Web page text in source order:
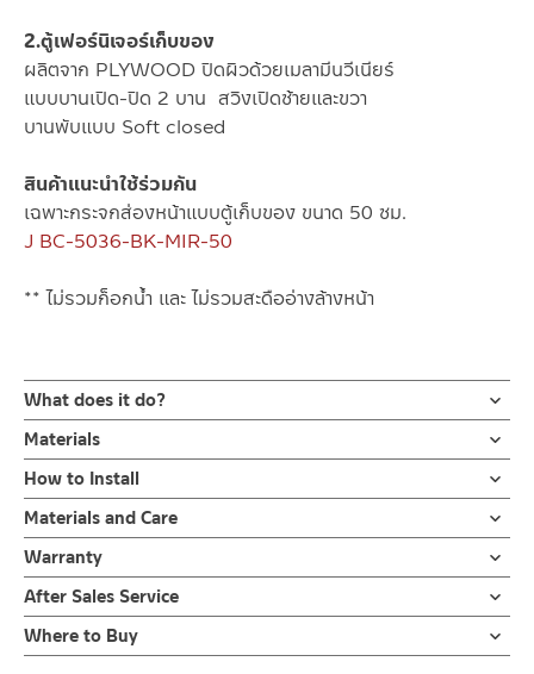
2.ตู้เฟอร์นิเจอร์เก็บของ
ผลิตจาก PLYWOOD ปิดผิวด้วยเมลามีนวีเนียร์
แบบบานเปิด-ปิด 2 บาน สวิงเปิดซ้ายและขวา
บานพับแบบ Soft closed
สินค้าแนะนำใช้ร่วมกัน
เฉพาะกระจกส่องหน้าแบบตู้เก็บของ ขนาด 50 ซม.
J BC-5036-BK-MIR-50
** ไม่รวมก็อกน้ำ และ ไม่รวมสะดืออ่างล้างหน้า
What does it do?
ชุดอ่างล้างหน้าเซรามิคพร้อมตู้เก็บของ ขนาด 60 ซม. J BC-9060-
60-BK-SET
อ่างล้างหน้าเซรามิค ขนาดกว้าง 60 ซม. แบบมีรูก๊อกน้ำและมีรูน้ำล้น
ผลิตจากเซรามิคเคลือบ
ผ่านการเผาด้วยอุณหภูมิ 200 องศาเซลเซียส ทำให้ไม่เหลือความชื้นจึง
รับประกันอ่างเซรามิค
ไม่ร้าว ไม่รานตลอดอายุการใช้งาน
ตู้เฟอร์นิเจอร์เก็บของใต้อ่างล้างหน้า สี BLACK ขนาด 58 x 46 x 45
cm แบบบานเปิด-ปิด 2 บาน
Materials
Ceramic wash basin
วัสดุเซรามิคเคลือบ สีขาว
ตู้เฟอร์นิเจอร์เก็บของ
ผลิตจากวัสดุ PLYWOOD ปิดผิวด้วย เมลามีนวีเนีย สี BLACK
How to Install
คลิ๊กเพื่อดูคู่มือการติดตั้ง
ข้อควรระวังในการติดตั้งความเสี่ยงซึ่งอาจทำให้ได้รับบาดเจ็บหรือ
ผลิตภัณฑ์ชำรุด
3.1 ความเสี่ยงซึ่งอาจได้รับบาดเจ็บกับอ่างล้างหน้า ซึ่งมีน้ำหนักมาก
ห้ามยกหรือติดตั้งโดยไม่มีผู้ช่วยติดตั้ง
3.2 พื้นผนังต้องตั้งฉากและได้ระดับ ผนังควรมีความแข็งแรง สามารถ
Materials and Care
ข้อห้ามในการใช้งาน
1.1 ห้ามโยนของแข็งลงบนอ่างล้างหน้า
1.2 ห้ามใช้ฝอยเหล็ก แปรงลวดหรือแผ่นฟองน้ำขัดถูแบบหยาบอาจ
ทำให้ผิวเคลือบเสียได้
Warranty
รับประกันอ่างเซรามิค ไม่ร้าวราน ตลอดอายุการใช้งาน
After Sales Service
Online Platform
– Email: contact@charnpaiboon.com
Where to Buy